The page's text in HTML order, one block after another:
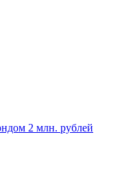
2 млн. рублей